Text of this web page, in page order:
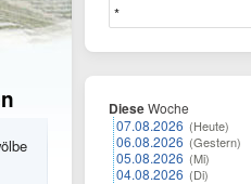
DieseWoche
07.08.2026 (Heute)
06.08.2026 (Gestern)
05.08.2026 (Mi)
04.08.2026 (Di)